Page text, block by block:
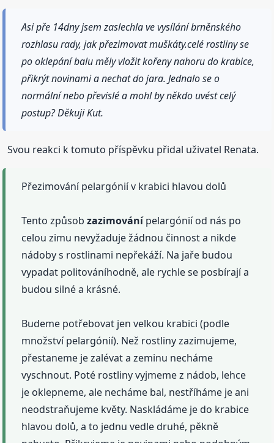
Asi pře 14dny jsem zaslechla ve vysílání brněnského
rozhlasu rady, jak přezimovat muškáty.celé rostliny se
po oklepání balu měly vložit kořeny nahoru do krabice,
přikrýt novinami a nechat do jara. Jednalo se o
normální nebo převislé a mohl by někdo uvést celý
postup? Děkuji Kut.
Svou reakci k tomuto příspěvku přidal uživatel Renata.
Přezimování pelargónií v krabici hlavou dolů
Tento způsobzazimovánípelargónií od nás po
celou zimu nevyžaduje žádnou činnost a nikde
nádoby s rostlinami nepřekáží. Na jaře budou
vypadat politováníhodně, ale rychle se posbírají a
budou silné a krásné.
Budeme potřebovat jen velkou krabici (podle
množství pelargónií). Než rostliny zazimujeme,
přestaneme je zalévat a zeminu necháme
vyschnout. Poté rostliny vyjmeme z nádob, lehce
je oklepneme, ale necháme bal, nestříháme je ani
neodstraňujeme květy. Naskládáme je do krabice
hlavou dolů, a to jednu vedle druhé, pěkně